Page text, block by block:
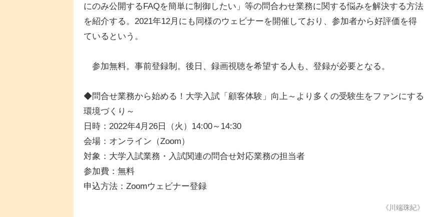
にのみ公開するFAQを簡単に制御したい」等の問合わせ業務に関する悩みを解決する方法
を紹介する。2021年12月にも同様のウェビナーを開催しており、参加者から好評価を得
ているという。
参加無料。事前登録制。後日、録画視聴を希望する人も、登録が必要となる。
◆問合せ業務から始める！大学入試「顧客体験」向上～より多くの受験生をファンにする
環境づくり～
日時：2022年4月26日（火）14:00～14:30
会場：オンライン（Zoom）
対象：大学入試業務・入試関連の問合せ対応業務の担当者
参加費：無料
申込方法：Zoomウェビナー登録
《川端珠紀》